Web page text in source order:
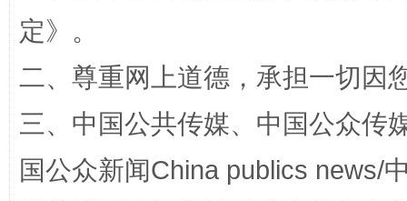
阿坝州三大球赛在茂县开幕 规模
定》。
二、尊重网上道德，承担一切因
三、中国公共传媒、中国公众传
国公众新闻China publics news/